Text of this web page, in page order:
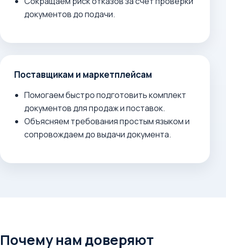
документов до подачи.
Поставщикам и маркетплейсам
Помогаем быстро подготовить комплект
документов для продаж и поставок.
Объясняем требования простым языком и
сопровождаем до выдачи документа.
Почему нам доверяют